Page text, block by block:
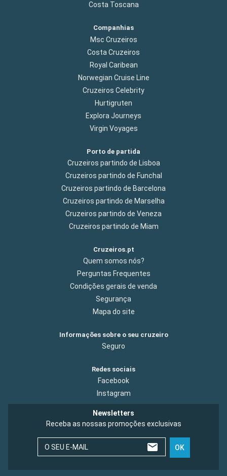
Costa Toscana
Companhias
Msc Cruzeiros
Costa Cruzeiros
Royal Caribean
Norwegian Cruise Line
Cruzeiros Celebrity
Hurtigruten
Explora Journeys
Virgin Voyages
Porto de partida
Cruzeiros partindo de Lisboa
Cruzeiros partindo de Funchal
Cruzeiros partindo de Barcelona
Cruzeiros partindo de Marselha
Cruzeiros partindo de Veneza
Cruzeiros partindo de Miam
Cruzeiros.pt
Quem somos nós?
Perguntas Frequentes
Condições gerais de venda
Segurança
Mapa do site
Informações sobre o seu cruzeiro
Seguro
Redes sociais
Facebook
Instagram
Newsletters
Receba as nossas promoções exclusivas
O SEU E-MAIL OK